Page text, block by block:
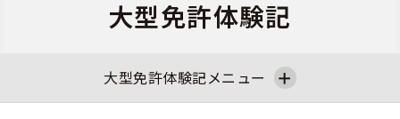
普通二輪
大型二輪
全国 教習所一覧
運転免許の種類(車種)
合宿免許とは
合宿免許とは合宿免許に役立つ情報
大型免許体験記
大型免許体験記メニュー